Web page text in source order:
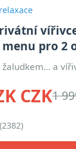
pro 2
žaludkem… a
CZK1